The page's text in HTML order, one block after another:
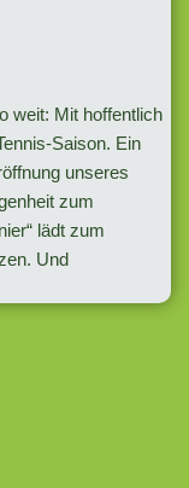
weit: Mit hoffentlich
Saison. Ein
unseres
zum
lädt zum
Und